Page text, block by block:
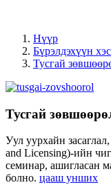
Нүүр
Бүрэлдэхүүн
Тусгай
Тусгай
Уул уурхайн
and Licensing)-ийн
семинар, ашигласан
болно. цааш унших